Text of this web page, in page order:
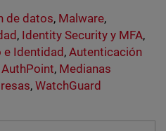
de datos, Malware,
, Identity Security y MFA,
Identidad ,Autenticación
, Medianas
, WatchGuard